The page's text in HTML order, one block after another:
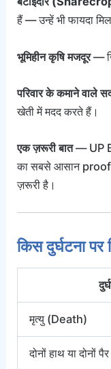
हैं — उन्हें भी फायदा
भूमिहीन कृषि मजदूर—
परिवार के कमाने वाले
खेती में मदद करते हैं।
एक ज़रूरी बात— UP
का सबसे आसान proof
ज़रूरी है।
किस दुर्घटना पर
मृत्यु (Death)
दोनों हाथ या दोनों